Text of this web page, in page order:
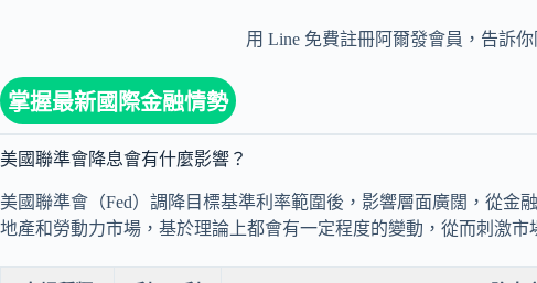
用 Line 免費註冊阿爾發會員，告訴你
掌握最新國際金融情勢
美國聯準會降息會有什麼影響？
美國聯準會（Fed）調降目標基準利率範圍後，影響層面廣闊，從金
地產和勞動力市場，基於理論上都會有一定程度的變動，從而刺激市